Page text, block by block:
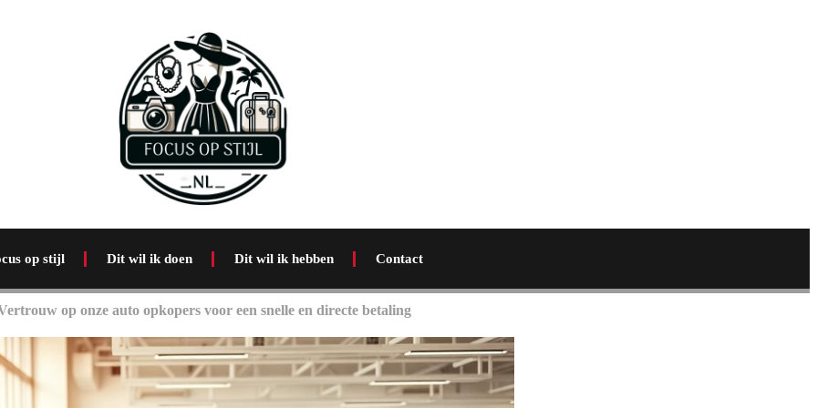
op stijl Dit wil ik doen Dit wil ik hebben Contact
op onze auto opkopers voor een snelle en directe betaling